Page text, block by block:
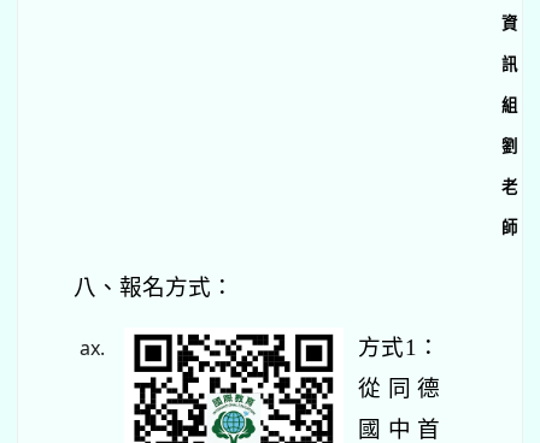
資
訊
組
劉
老
師
八、報名方式：
方式1：
從同德
國中首